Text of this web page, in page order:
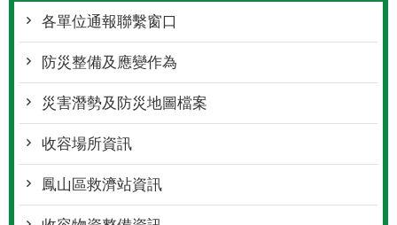
各單位通報聯繫窗口
防災整備及應變作為
災害潛勢及防災地圖檔案
收容場所資訊
鳳山區救濟站資訊